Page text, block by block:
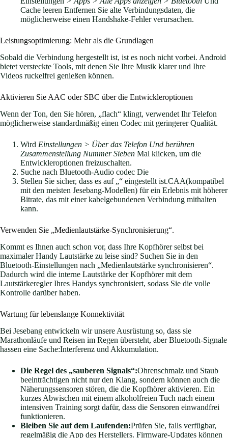
Cache leeren Entfernen Sie alte Verbindungsdaten, die
möglicherweise einen Handshake-Fehler verursachen.
Leistungsoptimierung: Mehr als die Grundlagen
Sobald die Verbindung hergestellt ist, ist es noch nicht vorbei. Android
bietet versteckte Tools, mit denen Sie Ihre Musik klarer und Ihre
Videos ruckelfrei genießen können.
Aktivieren Sie AAC oder SBC über die Entwickleroptionen
Wenn der Ton, den Sie hören, „flach“ klingt, verwendet Ihr Telefon
möglicherweise standardmäßig einen Codec mit geringerer Qualität.
Wird Einstellungen > Über das Telefon Und berühren
Zusammenstellung Nummer Sieben Mal klicken, um die
Entwickleroptionen freizuschalten.
Suche nach Bluetooth-Audio codec Die
Stellen Sie sicher, dass es auf „“ eingestellt ist.CAA(kompatibel
mit den meisten Jesebang-Modellen) für ein Erlebnis mit höherer
Bitrate, das mit einer kabelgebundenen Verbindung mithalten
kann.
Verwenden Sie „Medienlautstärke-Synchronisierung“.
Kommt es Ihnen auch schon vor, dass Ihre Kopfhörer selbst bei
maximaler Handy Lautstärke zu leise sind? Suchen Sie in den
Bluetooth-Einstellungen nach „Medienlautstärke synchronisieren“.
Dadurch wird die interne Lautstärke der Kopfhörer mit dem
Lautstärkeregler Ihres Handys synchronisiert, sodass Sie die volle
Kontrolle darüber haben.
Wartung für lebenslange Konnektivität
Bei Jesebang entwickeln wir unsere Ausrüstung so, dass sie
Marathonläufe und Reisen im Regen übersteht, aber Bluetooth-Signale
hassen eine Sache:Interferenz und Akkumulation.
Die Regel des „sauberen Signals“:Ohrenschmalz und Staub
beeinträchtigen nicht nur den Klang, sondern können auch die
Näherungssensoren stören, die die Kopfhörer aktivieren. Ein
kurzes Abwischen mit einem alkoholfreien Tuch nach einem
intensiven Training sorgt dafür, dass die Sensoren einwandfrei
funktionieren.
Bleiben Sie auf dem Laufenden:Prüfen Sie, falls verfügbar,
regelmäßig die App des Herstellers. Firmware-Updates können